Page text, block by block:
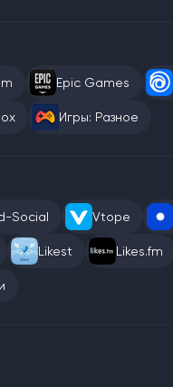
Epic Games
Игры: Разное
Social Vtope
Likest Likes.fm